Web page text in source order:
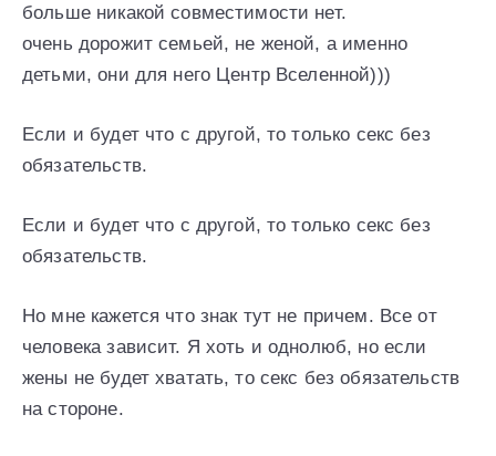
больше никакой совместимости нет.
очень дорожит семьей, не женой, а именно
детьми, они для него Центр Вселенной)))
Если и будет что с другой, то только секс без
обязательств.
Если и будет что с другой, то только секс без
обязательств.
Но мне кажется что знак тут не причем. Все от
человека зависит. Я хоть и однолюб, но если
жены не будет хватать, то секс без обязательств
на стороне.